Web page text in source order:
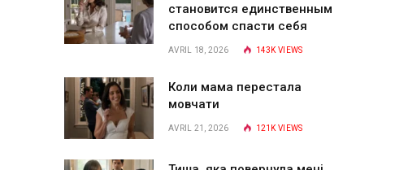
становится единственным
способом спасти себя
AVRIL 18, 2026 143KVIEWS
Коли мама перестала
мовчати
AVRIL 21, 2026 121KVIEWS